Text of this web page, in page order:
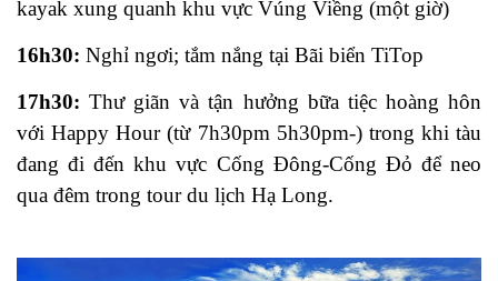
kayak xung quanh khu vực Vúng Viềng (một giờ)
16h30: Nghỉ ngơi; tắm nắng tại Bãi biển TiTop
17h30: Thư giãn và tận hưởng bữa tiệc hoàng hôn
với Happy Hour (từ 7h30pm 5h30pm-) trong khi tàu
đang đi đến khu vực Cống Đông-Cống Đỏ để neo
qua đêm trong tour du lịch Hạ Long.